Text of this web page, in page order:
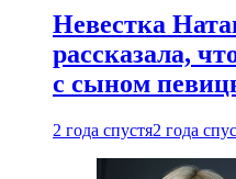
Невестка
рассказала,
с сыном
2 года спустя2 года